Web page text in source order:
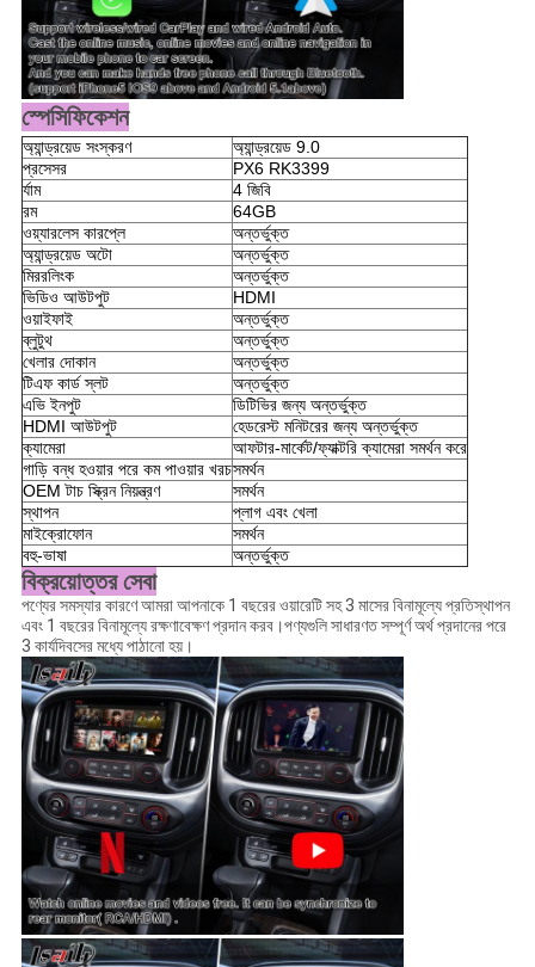
স্পেসিফিকেশন
অ্যান্ড্রয়েড সংস্করণ
অ্যান্ড্রয়েড 9.0
প্রসেসর
PX6 RK3399
র্যাম
4 জিবি
রম
64GB
ওয়্যারলেস কারপ্লে
অন্তর্ভুক্ত
অ্যান্ড্রয়েড অটো
অন্তর্ভুক্ত
মিররলিংক
অন্তর্ভুক্ত
ভিডিও আউটপুট
HDMI
ওয়াইফাই
অন্তর্ভুক্ত
ব্লুটুথ
অন্তর্ভুক্ত
খেলার দোকান
অন্তর্ভুক্ত
টিএফ কার্ড স্লট
অন্তর্ভুক্ত
এভি ইনপুট
ডিটিভির জন্য অন্তর্ভুক্ত
HDMI আউটপুট
হেডরেস্ট মনিটরের জন্য অন্তর্ভুক্ত
ক্যামেরা
আফটার-মার্কেট/ফ্যাক্টরি ক্যামেরা সমর্থন করে
গাড়ি বন্ধ হওয়ার পরে কম পাওয়ার খরচসমর্থন
OEM টাচ স্ক্রিন নিয়ন্ত্রণ
সমর্থন
স্থাপন
প্লাগ এবং খেলা
মাইক্রোফোন
সমর্থন
বহু-ভাষা
অন্তর্ভুক্ত
বিক্রয়োত্তর সেবা
পণ্যের সমস্যার কারণে আমরা আপনাকে 1 বছরের ওয়ারেটি সহ 3 মাসের বিনামূল্যে প্রতিস্থাপন
এবং 1 বছরের বিনামূল্যে রক্ষণাবেক্ষণ প্রদান করব।পণ্যগুলি সাধারণত সম্পূর্ণ অর্থ প্রদানের পরে
3 কার্যদিবসের মধ্যে পাঠানো হয়।